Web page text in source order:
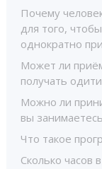
Почему
для того,
однократно
Может ли
получать
Можно ли
вы
Что такое
Сколько часов